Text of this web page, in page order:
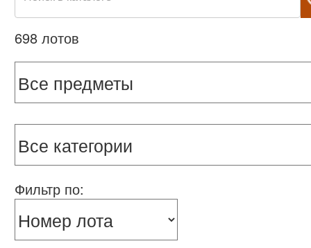
698 лотов
Фильтр по: